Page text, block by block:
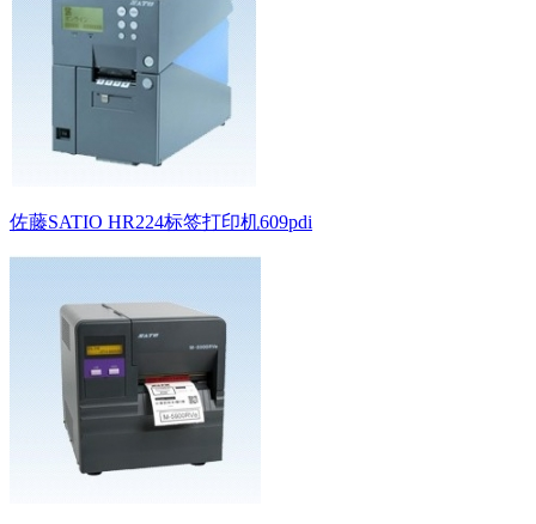
佐藤SATIO HR224标签打印机609pdi